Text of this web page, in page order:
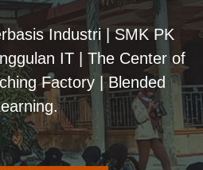
Industri | SMK PK
IT | The Center of
Factory | Blended